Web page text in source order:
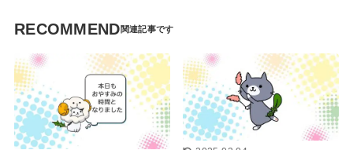
RECOMMEND